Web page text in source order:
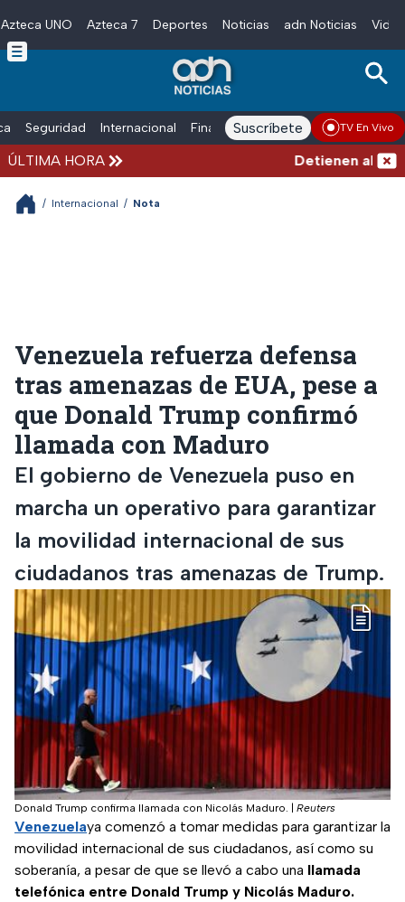
Skip to main content
Azteca UNO Azteca 7 Deportes Noticias adn Noticias
Seguridad Internacional Finanzas adn Noticias Radio
Suscríbete TV En Vivo
ÚLTIMA HORA Detienen al
/ Internacional / Nota
Venezuela refuerza defensa
tras amenazas de EUA, pese a
que Donald Trump confirmó
llamada con Maduro
El gobierno de Venezuela puso en
marcha un operativo para garantizar
la movilidad internacional de sus
ciudadanos tras amenazas de Trump.
Donald Trump confirma llamada con Nicolás Maduro. Reuters
Venezuelaya comenzó a tomar medidas para garantizar la
movilidad internacional de sus ciudadanos, así como su
soberanía, a pesar de que se llevó a cabo una llamada
telefónica entre Donald Trump y Nicolás Maduro.